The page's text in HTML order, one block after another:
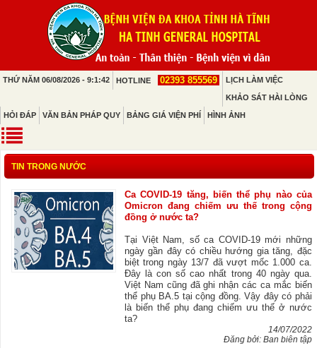
THỨ NĂM 06/08/2026 - 9:1:42 HOTLINE 02393 855569 LỊCH LÀM VIỆC
KHẢO SÁT HÀI LÒNG
HỎI ĐÁP VĂN BẢN PHÁP QUY BẢNG GIÁ VIỆN PHÍ HÌNH ẢNH
TIN TRONG NƯỚC
Ca COVID-19 tăng, biến thể phụ nào của
Omicron đang chiếm ưu thế trong cộng
đồng ở nước ta?
Tại Việt Nam, số ca COVID-19 mới những
ngày gần đây có chiều hướng gia tăng, đặc
biệt trong ngày 13/7 đã vượt mốc 1.000 ca.
Đây là con số cao nhất trong 40 ngày qua.
Việt Nam cũng đã ghi nhận các ca mắc biến
thể phụ BA.5 tại cộng đồng. Vậy đây có phải
là biến thể phụ đang chiếm ưu thế ở nước
ta?
14/07/2022
Đăng bởi: Ban biên tập